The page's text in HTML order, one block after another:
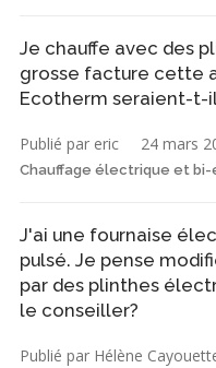
Je chauffe avec des
grosse facture cette
Ecotherm seraient-t-
Publié par eric 24 mars
Chauffage électrique et bi-
J'ai une fournaise
pulsé. Je pense
par des plinthes
le conseiller?
Publié par Hélène